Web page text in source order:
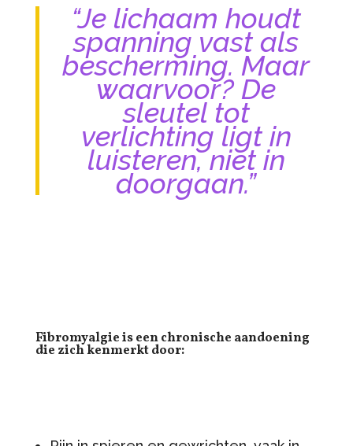
“Je lichaam houdt
spanning vast als
bescherming. Maar
waarvoor? De
sleutel tot
verlichting ligt in
luisteren, niet in
doorgaan.”
Fibromyalgie is een chronische aandoening
die zich kenmerkt door: